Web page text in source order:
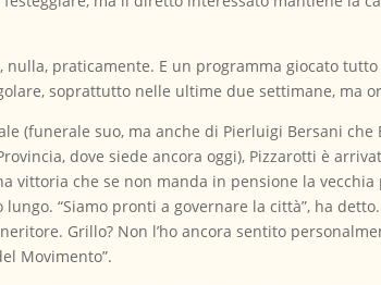
nulla, praticamente. E un programma giocato
soprattutto nelle ultime due settimane, ma
(funerale suo, ma anche di Pierluigi Bersani che
dove siede ancora oggi), Pizzarotti è
vittoria che se non manda in pensione la
“Siamo pronti a governare la città”, ha
Grillo? Non l’ho ancora sentito
Movimento”.